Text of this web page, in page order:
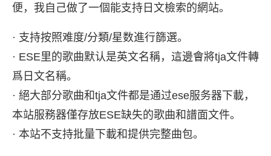
便，我自己做了一個能支持日文檢索的網站。
· 支持按照难度/分類/星数進行篩選。
· ESE里的歌曲默认是英文名稱，這邊會將tja文件轉
爲日文名稱。
· 絕大部分歌曲和tja文件都是通过ese服务器下載，
本站服務器僅存放ESE缺失的歌曲和譜面文件。
· 本站不支持批量下載和提供完整曲包。